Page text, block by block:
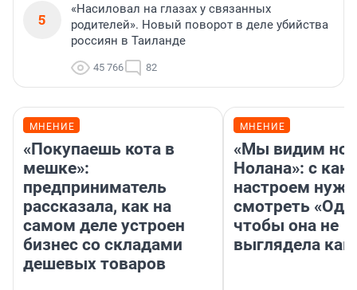
5
«Насиловал на глазах у связанных
родителей». Новый поворот в деле убийства
россиян в Таиланде
45 766 82
МНЕНИЕ
«Покупаешь кота в
мешке»:
предприниматель
рассказала, как на
самом деле устроен
бизнес со складами
дешевых товаров
МНЕНИЕ
«Мы видим
Нолана»: с
настроем
смотреть
чтобы она не
выглядела как